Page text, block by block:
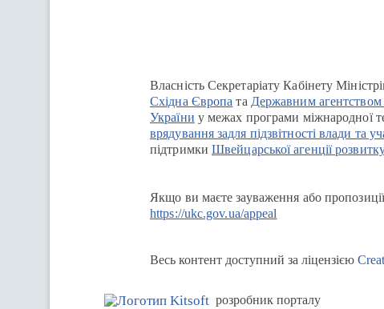
Власність Секретаріату Кабінету
Східна Європа та Державним агентством
України у межах програми міжнародної
врядування задля підзвітності влади та
підтримки Швейцарської агенції
Якщо ви маєте зауваження або
https://ukc.gov.ua/appeal
Весь контент доступний за ліцензією
розробник порталу